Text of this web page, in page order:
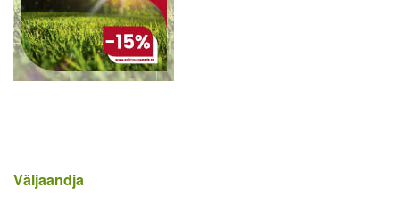
Väljaandja